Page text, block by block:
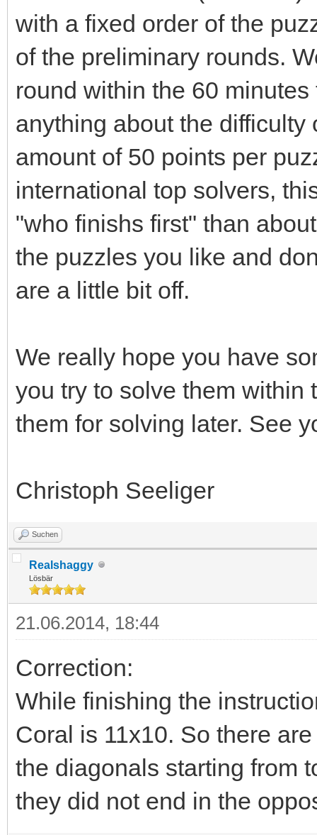
with a fixed order of the
of the preliminary rounds.
round within the 60
anything about the
amount of 50 points per
international top solvers,
"who finishs first" than
the puzzles you like and
are a little bit off.
We really hope you have
you try to solve them within
them for solving later. See
Christoph Seeliger
Suchen
Realshaggy
Lösbär
21.06.2014, 18:44
Correction:
While finishing the
Coral is 11x10. So there
the diagonals starting from
they did not end in the